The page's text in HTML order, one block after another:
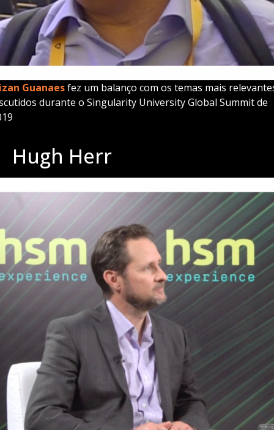
Guanaesfez um balanço com os temas mais
durante o Singularity University Global Summit de
Hugh Herr